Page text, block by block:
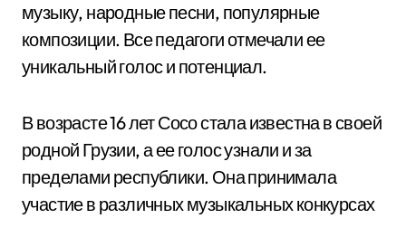
музыку, народные песни, популярные
композиции. Все педагоги отмечали ее
уникальный голос и потенциал.
В возрасте 16 лет Сосо стала известна в своей
родной Грузии, а ее голос узнали и за
пределами республики. Она принимала
участие в различных музыкальных конкурсах